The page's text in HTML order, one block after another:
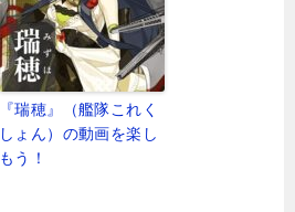
『瑞穂』（艦隊これく
しょん）の動画を楽し
もう！